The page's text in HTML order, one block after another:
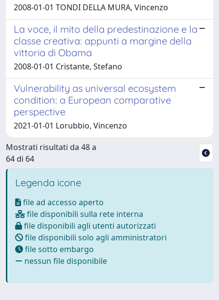
2008-01-01 TONDI DELLA MURA, Vincenzo
La voce, il mito della predestinazione e la
classe creativa: appunti a margine della
vittoria di Obama
2008-01-01 Cristante, Stefano
Vulnerability as universal ecosystem
condition: a European comparative
perspective
2021-01-01 Lorubbio, Vincenzo
Mostrati risultati da 48 a
64 di 64
Legenda icone
file ad accesso aperto
file disponibili sulla rete interna
file disponibili agli utenti autorizzati
file disponibili solo agli amministratori
file sotto embargo
nessun file disponibile